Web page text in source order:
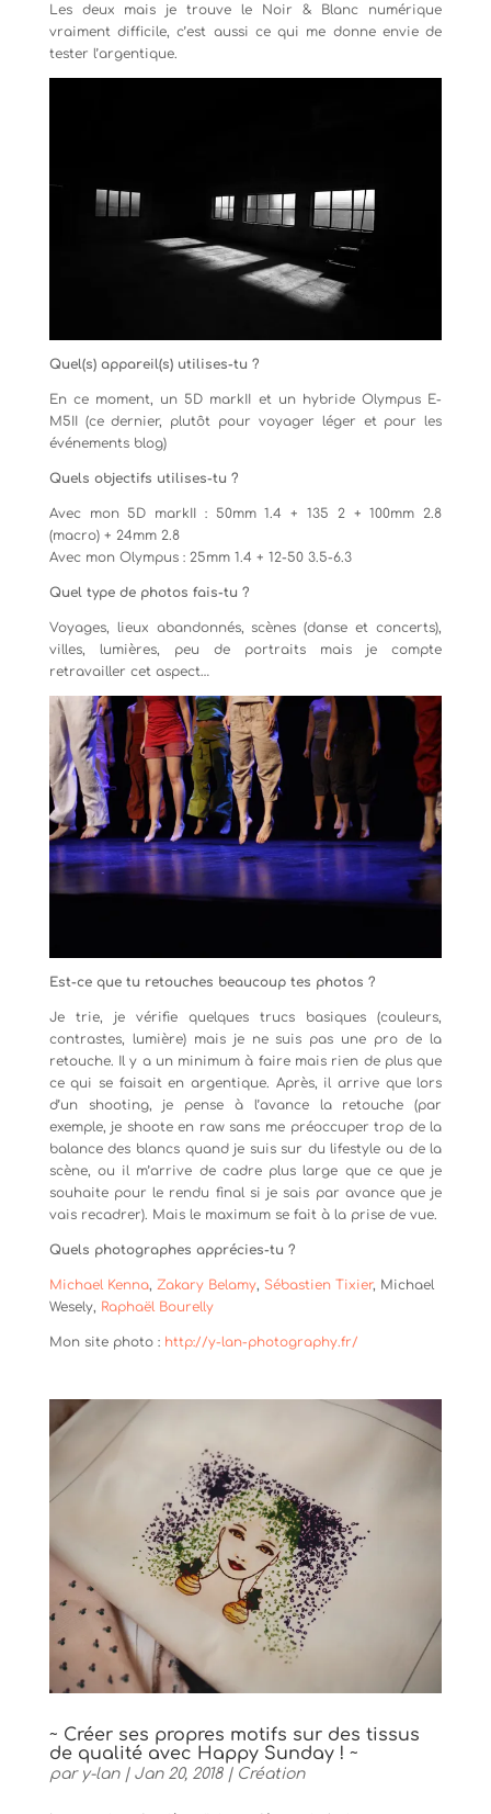
Les deux mais je trouve le Noir & Blanc numérique
vraiment difficile, c’est aussi ce qui me donne envie de
tester l’argentique.
Quel(s) appareil(s) utilises-tu ?
En ce moment, un 5D markII et un hybride Olympus E-
M5II (ce dernier, plutôt pour voyager léger et pour les
événements blog)
Quels objectifs utilises-tu ?
Avec mon 5D markII : 50mm 1.4 + 135 2 + 100mm 2.8
(macro) + 24mm 2.8
Avec mon Olympus : 25mm 1.4 + 12-50 3.5-6.3
Quel type de photos fais-tu ?
Voyages, lieux abandonnés, scènes (danse et concerts),
villes, lumières, peu de portraits mais je compte
retravailler cet aspect…
Est-ce que tu retouches beaucoup tes photos ?
Je trie, je vérifie quelques trucs basiques (couleurs,
contrastes, lumière) mais je ne suis pas une pro de la
retouche. Il y a un minimum à faire mais rien de plus que
ce qui se faisait en argentique. Après, il arrive que lors
d’un shooting, je pense à l’avance la retouche (par
exemple, je shoote en raw sans me préoccuper trop de la
balance des blancs quand je suis sur du lifestyle ou de la
scène, ou il m’arrive de cadre plus large que ce que je
souhaite pour le rendu final si je sais par avance que je
vais recadrer). Mais le maximum se fait à la prise de vue.
Quels photographes apprécies-tu ?
Michael Kenna, Zakary Belamy, Sébastien Tixier, Michael
Wesely, Raphaël Bourelly
Mon site photo : http://y-lan-photography.fr/
~ Créer ses propres motifs sur des tissus
de qualité avec Happy Sunday ! ~
par y-lan| Jan 20, 2018| Création